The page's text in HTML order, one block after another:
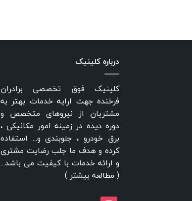
درباره کلینیک
کلینیک فوق تخصصی برادران
فرخنده جهت ارایه خدمات بهتر به
مشتریان از نیروهای متخصص و
دوره دیده در زمینه امور مکانیکی ،
برق خودرو ، جلوبندی و... استفاده
کرده و هدف ما جلب رضایت مشتری
و ارائه خدمات با کیفیت می باشد...
( مطالعه بیشتر )